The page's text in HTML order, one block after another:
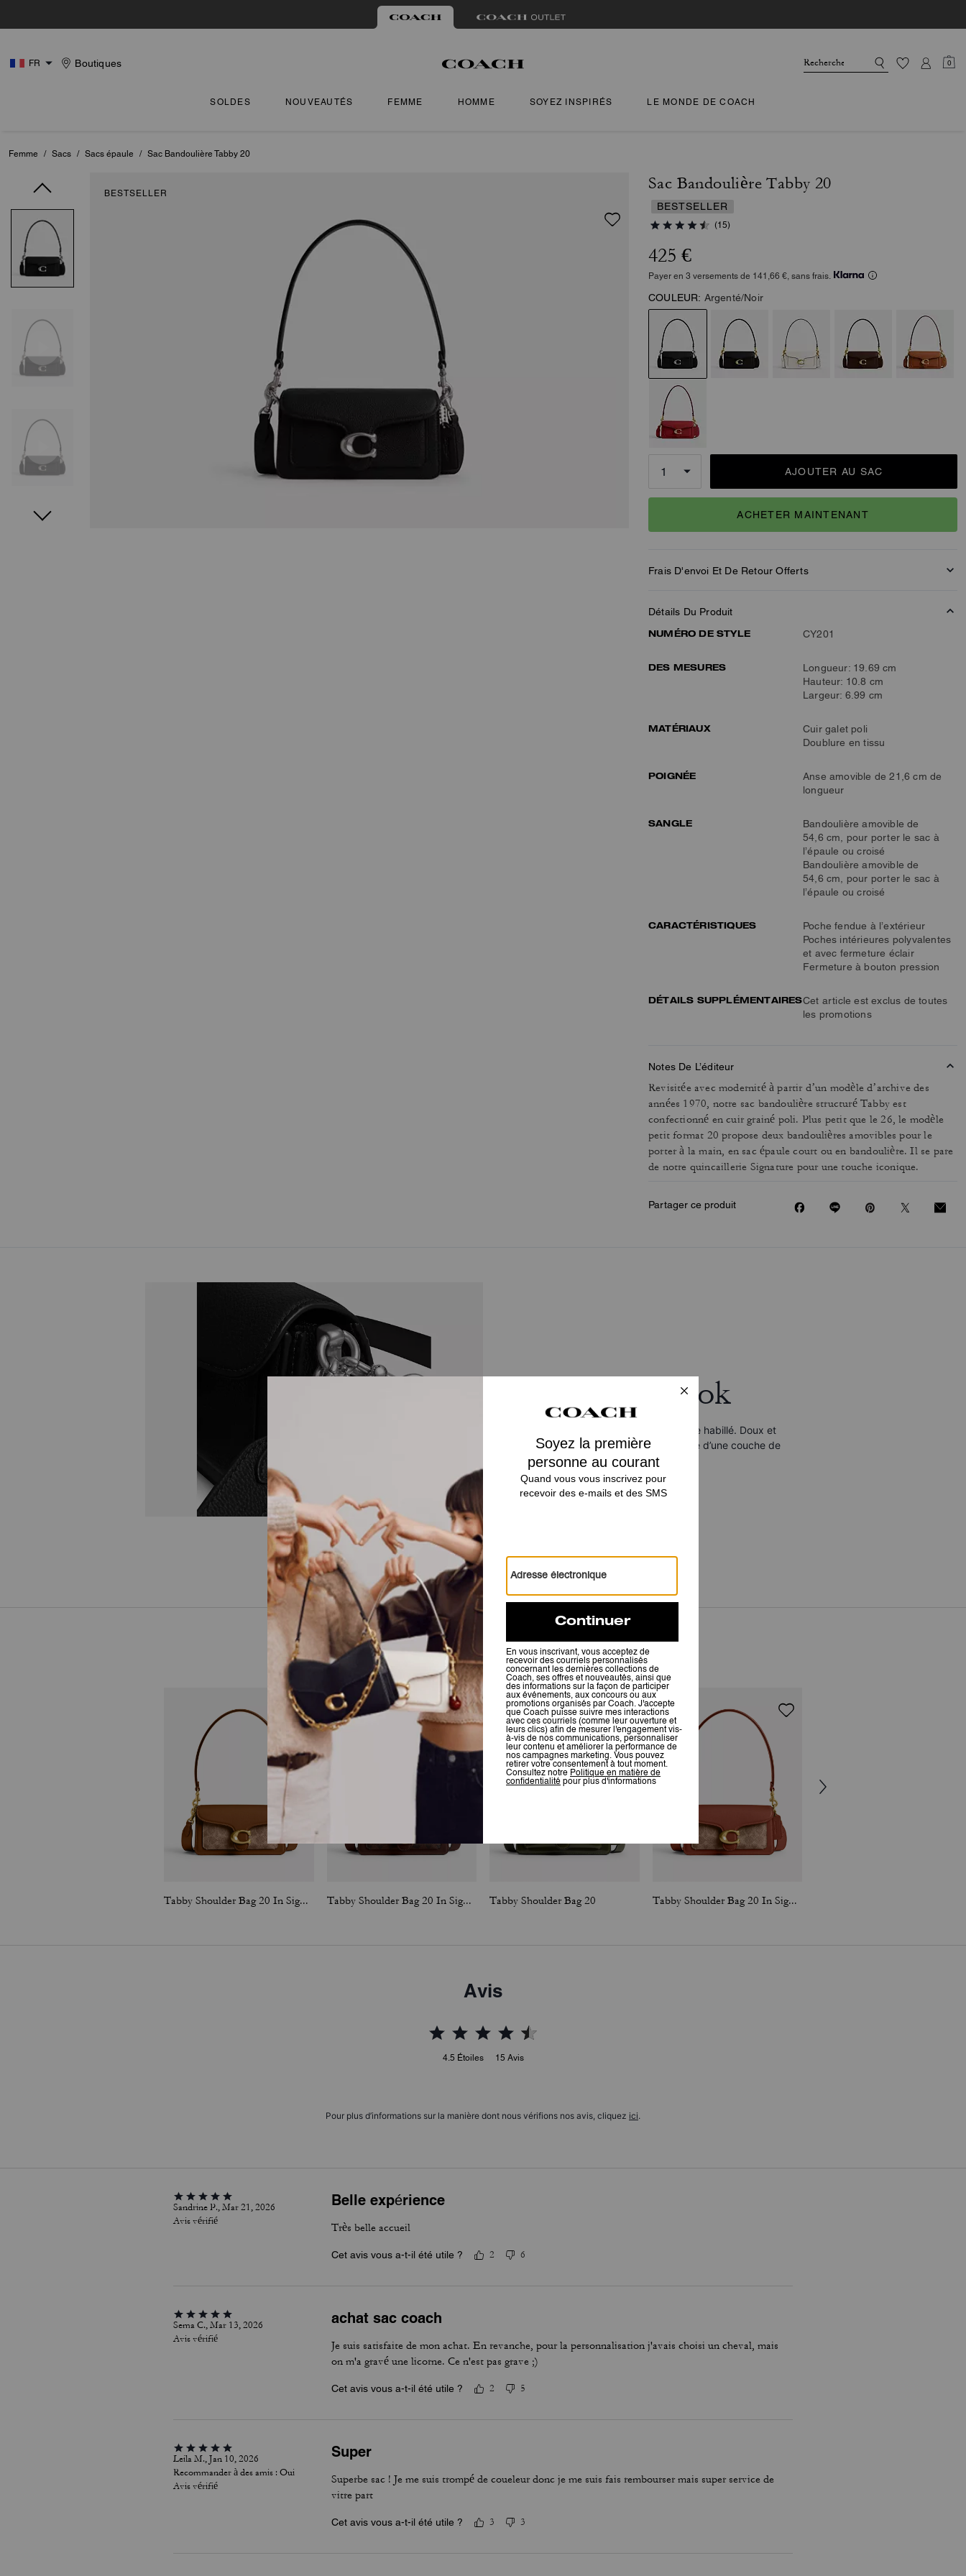
FR Boutiques 0
SOLDES NOUVEAUTÉS FEMME HOMME SOYEZ INSPIRÉS LE MONDE DE COACH
Femme / Sacs / Sacs épaule / Sac Bandoulière Tabby 20
BESTSELLER
Sac Bandoulière Tabby 20
BESTSELLER
(15)
425 €
Payer en 3 versements de 141,66 €, sans frais.
COULEUR: Argenté/Noir
AJOUTER AU SAC
ACHETER MAINTENANT
Frais D'envoi Et De Retour Offerts
Détails Du Produit
NUMÉRO DE STYLE
CY201
DES MESURES
Longueur: 19.69 cm
Hauteur: 10.8 cm
Largeur: 6.99 cm
MATÉRIAUX
Cuir galet poli
Doublure en tissu
POIGNÉE
Anse amovible de 21,6 cm de
longueur
SANGLE
Bandoulière amovible de
54,6 cm, pour porter le sac à
l’épaule ou croisé
Bandoulière amovible de
54,6 cm, pour porter le sac à
l’épaule ou croisé
CARACTÉRISTIQUES
Poche fendue à l’extérieur
Poches intérieures polyvalentes
et avec fermeture éclair
Fermeture à bouton pression
DÉTAILS SUPPLÉMENTAIRESCet article est exclus de toutes
les promotions
Notes De L’éditeur
Revisitée avec modernité à partir d’un modèle d’archive des
années 1970, notre sac bandoulière structuré Tabby est
confectionné en cuir grainé poli. Plus petit que le 26, le modèle
petit format 20 propose deux bandoulières amovibles pour le
porter à la main, en sac épaule court ou en bandoulière. Il se pare
de notre quincaillerie Signature pour une touche iconique.
Partager ce produit
A Closer Look
Quand le style décontracté rencontre le style habillé. Doux et
polyvalent, notre cuir galet poli est agrémenté d’une couche de
brillant.
Vous Aimerez Aussi
Tabby Shoulder Bag 20 In Signature Canvas Tabby Shoulder Bag 20 In Signature Canvas Tabby Shoulder Bag 20 Tabby Shoulder Bag 20 In Signature Canvas
Avis
4.5 Étoiles 15 Avis
Pour plus d’informations sur la manière dont nous vérifions nos avis, cliquez ici.
Sandrine P., Mar 21, 2026
Avis vérifié
Belle expérience
Très belle accueil
Cet avis vous a-t-il été utile ? 2 6
Sema C., Mar 13, 2026
Avis vérifié
achat sac coach
Je suis satisfaite de mon achat. En revanche, pour la personnalisation j'avais choisi un cheval, mais
on m'a gravé une licorne. Ce n'est pas grave ;)
Cet avis vous a-t-il été utile ? 2 5
Leila M., Jan 10, 2026
Recommander à des amis : Oui
Avis vérifié
Super
Superbe sac ! Je me suis trompé de coueleur donc je me suis fais rembourser mais super service de
vitre part
Cet avis vous a-t-il été utile ? 3 3